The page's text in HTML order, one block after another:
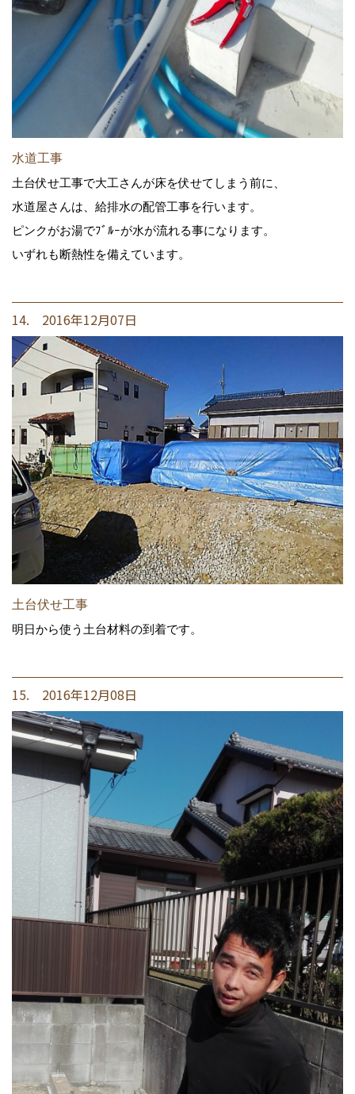
水道工事
土台伏せ工事で大工さんが床を伏せてしまう前に、
水道屋さんは、給排水の配管工事を行います。
ピンクがお湯でﾌﾞﾙｰが水が流れる事になります。
いずれも断熱性を備えています。
14. 2016年12月07日
土台伏せ工事
明日から使う土台材料の到着です。
15. 2016年12月08日